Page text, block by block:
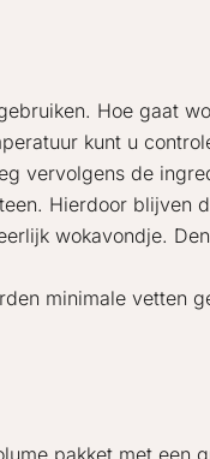
Hoe gaat
kunt u
vervolgens de
Hierdoor blijven
wokavondje.
minimale